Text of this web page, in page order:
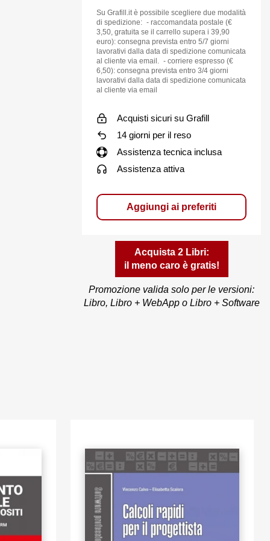
8/10 (con
Su Grafill.it è possibile scegliere due modalità
di spedizione: - raccomandata postale (€
3,50, gratuita se il carrello supera i 39,90
euro): consegna prevista entro 5/7 giorni
lavorativi dalla data di spedizione comunicata
al cliente via email. - corriere espresso (€
6,50): consegna prevista entro 3/4 giorni
lavorativi dalla data di spedizione comunicata
al cliente via email
Acquisti sicuri su Grafill
14 giorni per il reso
Assistenza tecnica inclusa
Assistenza attiva
Aggiungi ai preferiti
Acquista 2 Libri:
il meno caro è gratis!
Promozione valida solo per le versioni:
Libro, Libro + WebApp o Libro + Software